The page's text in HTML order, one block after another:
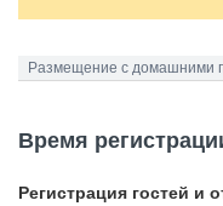
Размещение с домашними
Время
Регистрация гостей и